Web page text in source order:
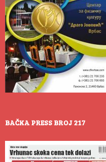
BAČKA PRESS BROJ 217